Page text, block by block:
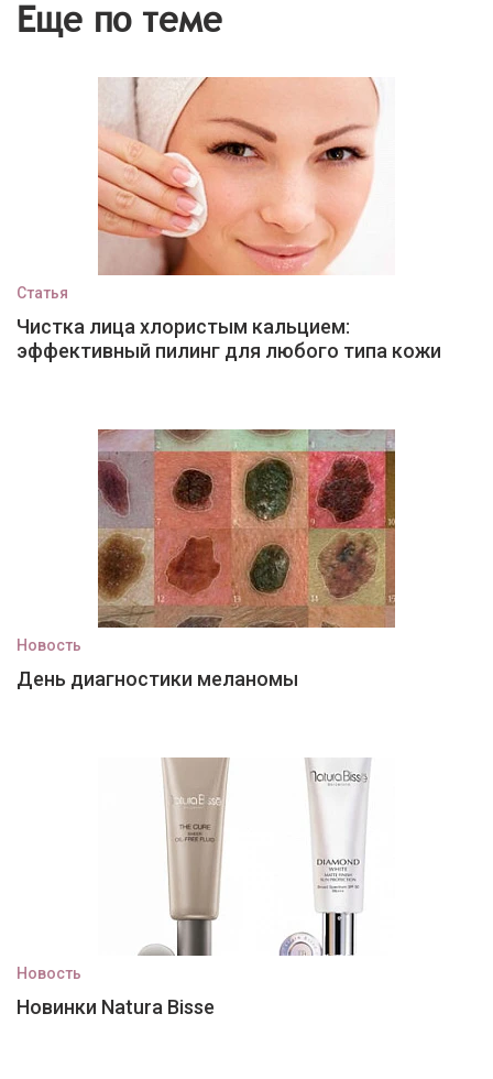
Еще по теме
Статья
Чистка лица хлористым кальцием:
эффективный пилинг для любого типа кожи
Новость
День диагностики меланомы
Новость
Новинки Natura Bisse